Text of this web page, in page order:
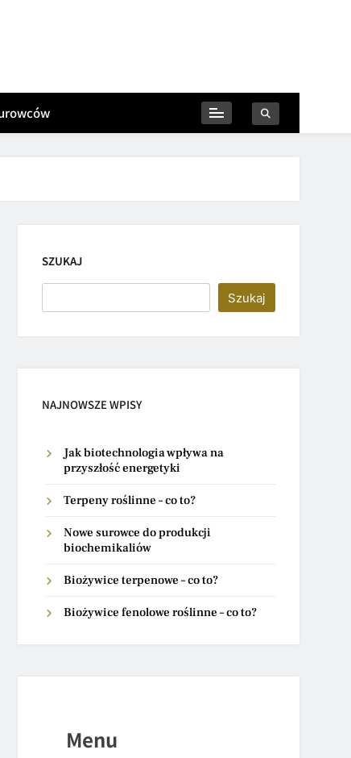
SZUKAJ
Szukaj
NAJNOWSZE WPISY
Jak biotechnologia wpływa na
przyszłość energetyki
Terpeny roślinne – co to?
Nowe surowce do produkcji
biochemikaliów
Biożywice terpenowe – co to?
Biożywice fenolowe roślinne – co to?
Menu